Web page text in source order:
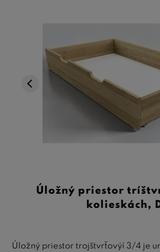
Úložný priestor
kolieskách,
Úložný priestor trojštvrťovýí 3/4 je